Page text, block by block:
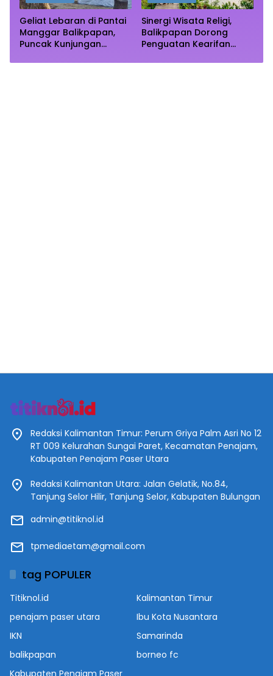
Geliat Lebaran di Pantai
Manggar Balikpapan,
Puncak Kunjungan
Sinergi Wisata Religi,
Balikpapan Dorong
Penguatan Kearifan
Ramadhan
Redaksi Kalimantan Timur: Perum Griya Palm Asri No 12
RT 009 Kelurahan Sungai Paret, Kecamatan Penajam,
Kabupaten Penajam Paser Utara
Redaksi Kalimantan Utara: Jalan Gelatik, No.84,
Tanjung Selor Hilir, Tanjung Selor, Kabupaten Bulungan
admin@titiknol.id
tpmediaetam@gmail.com
tag POPULER
Titiknol.id
Kalimantan Timur
penajam paser utara
Ibu Kota Nusantara
IKN
Samarinda
balikpapan
borneo fc
Kabupaten Penajam Paser